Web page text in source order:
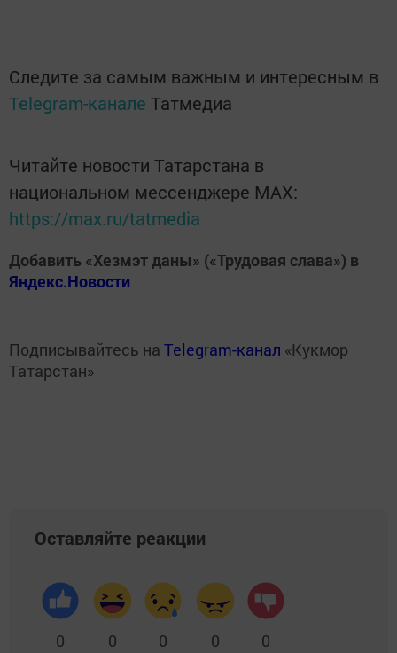
Следите за самым важным и интересным в
Telegram-канале Татмедиа
Читайте новости Татарстана в
национальном мессенджере MАХ:
https://max.ru/tatmedia
Добавить «Хезмэт даны» («Трудовая слава») в
Яндекс.Новости
Подписывайтесь на Telegram-канал «Кукмор
Татарстан»
Оставляйте реакции
0 0 0 0 0